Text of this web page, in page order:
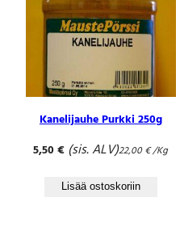
Kanelijauhe Purkki 250g
5,50€ (sis. ALV)22,00€/Kg
Lisää ostoskoriin